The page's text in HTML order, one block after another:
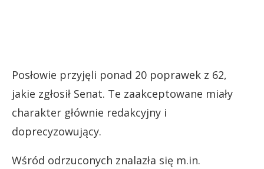
Posłowie przyjęli ponad 20 poprawek z 62,
jakie zgłosił Senat. Te zaakceptowane miały
charakter głównie redakcyjny i
doprecyzowujący.
Wśród odrzuconych znalazła się m.in.